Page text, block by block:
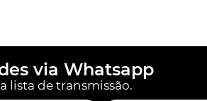
via Whatsapp
lista de transmissão.